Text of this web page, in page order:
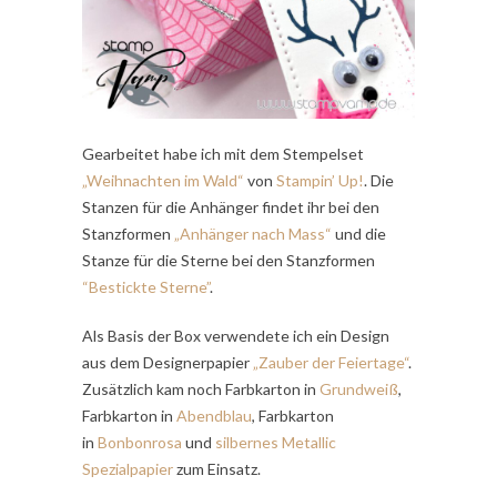
Gearbeitet habe ich mit dem Stempelset
„Weihnachten im Wald“ von Stampin’ Up!. Die
Stanzen für die Anhänger findet ihr bei den
Stanzformen „Anhänger nach Mass“ und die
Stanze für die Sterne bei den Stanzformen
“Bestickte Sterne”.
Als Basis der Box verwendete ich ein Design
aus dem Designerpapier „Zauber der Feiertage“.
Zusätzlich kam noch Farbkarton in Grundweiß,
Farbkarton in Abendblau, Farbkarton
in Bonbonrosa und silbernes Metallic
Spezialpapierzum Einsatz.